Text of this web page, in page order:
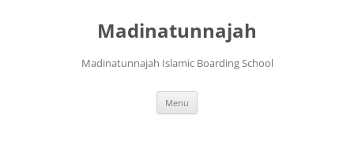
Madinatunnajah
Madinatunnajah Islamic Boarding School
Menu